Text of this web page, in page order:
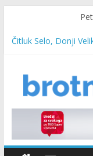
Čitluk Selo, Donji
Marin Čilić
Poznati polufinalisti
Predsjednica Vlade
načelnik Marin
sportsko